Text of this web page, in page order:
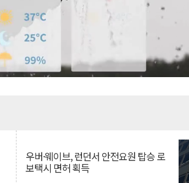
우버·웨이브, 런던서 안전요원 탑승 로
보택시 면허 획득